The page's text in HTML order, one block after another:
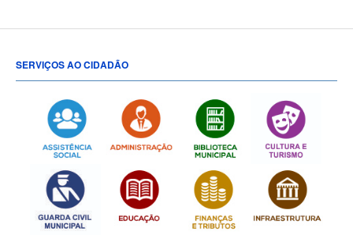
SERVIÇOS AO CIDADÃO